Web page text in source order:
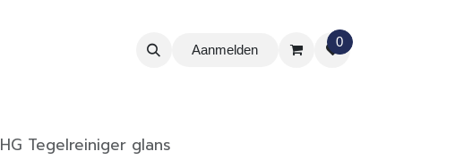
Aanmelden
0
HG Tegelreiniger glans